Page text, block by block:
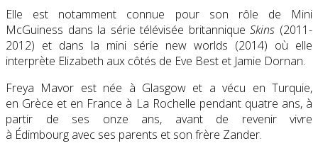
Elle est notamment connue pour son rôle de Mini
McGuiness dans la série télévisée britanniqueSkins (2011-
2012) et dans la mini série new worlds (2014) où elle
interprète Elizabeth aux côtés de Eve Best et Jamie Dornan.
Freya Mavor est née à Glasgow et a vécu en Turquie,
en Grèce et en France à La Rochelle pendant quatre ans, à
partir de ses onze ans, avant de revenir vivre
à Édimbourg avec ses parents et son frère Zander.